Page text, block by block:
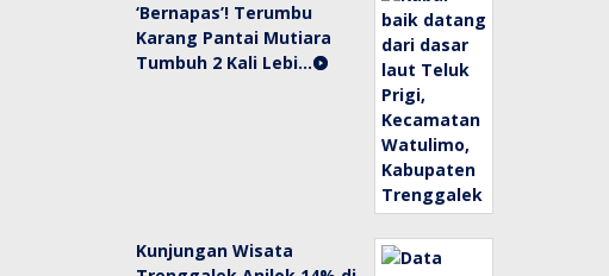
‘Bernapas’! Terumbu
Karang Pantai Mutiara
Tumbuh 2 Kali Lebi…
Kunjungan Wisata